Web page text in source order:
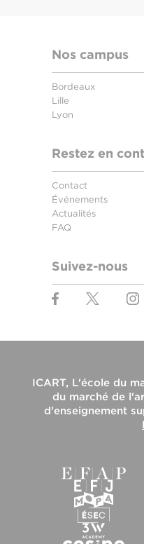
Nos campus
Bordeaux
Lille
Lyon
Restez en
Contact
Événements
Actualités
FAQ
Suivez-nous
ICART, L'école du
du marché de
d'enseignement